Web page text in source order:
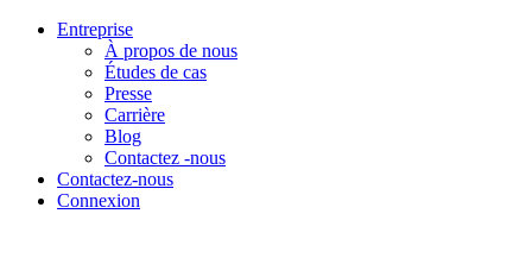
Entreprise
À propos de nous
Études de cas
Presse
Carrière
Blog
Contactez -nous
Contactez-nous
Connexion